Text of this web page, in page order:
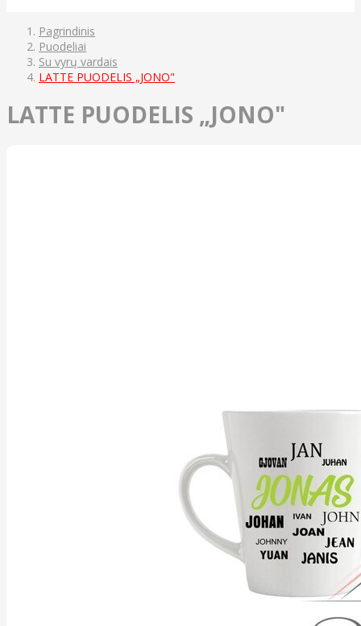
Pagrindinis
Puodeliai
Su vyrų vardais
LATTE PUODELIS „JONO"
LATTE PUODELIS „JONO"